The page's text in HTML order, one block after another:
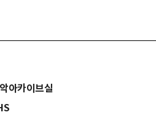
아카이브실